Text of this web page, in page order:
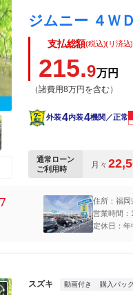
支払総額(税込)(リ済込)
215.9万円
（諸費用8万円を含む）
外装4内装4機関／正常
通常ローン
ご利用時
月々
住所：福岡
営業時間：
定休日：年
スズキ 動画付き 購入パッ